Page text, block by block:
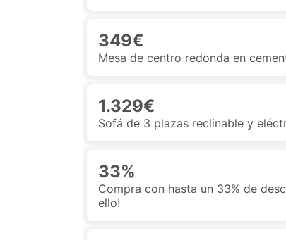
349€
Mesa de centro redonda en
1.329€
Sofá de 3 plazas reclinable y
33%
Compra con hasta un 33% de
ello!